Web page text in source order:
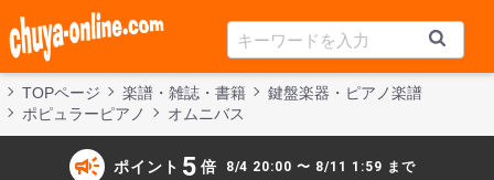
TOPページ 楽譜・雑誌・書籍
鍵盤楽器・ピアノ楽譜
ポピュラーピアノ
オムニバス
campaign ポイント 5 倍 8/4 20:00 〜 8/11 1:59 まで